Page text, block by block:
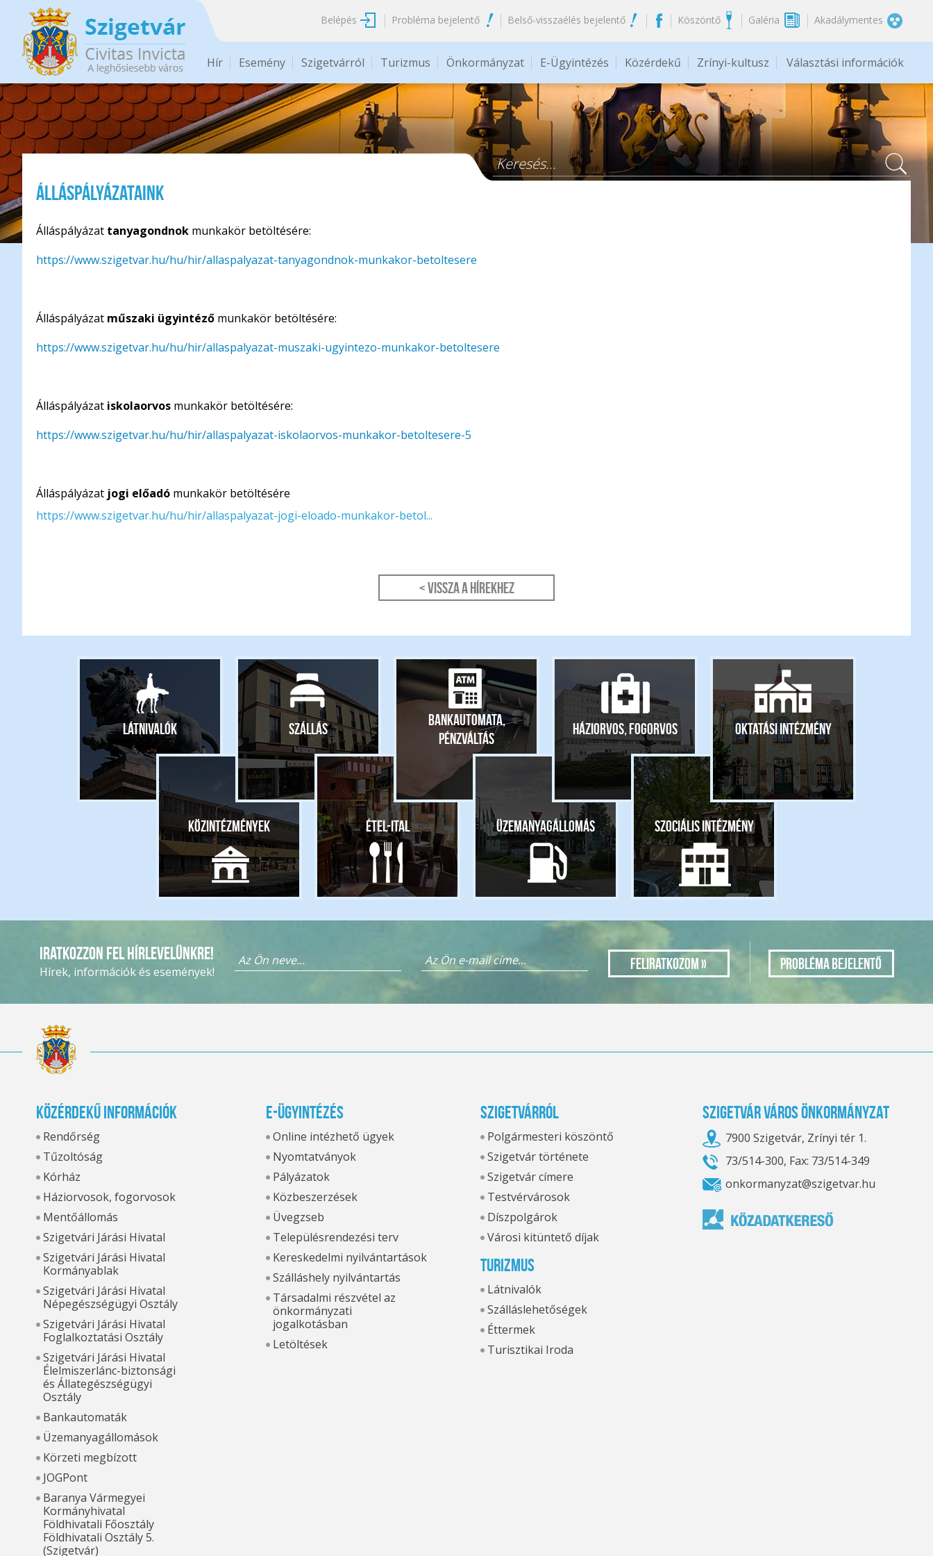
Ugrás a tartalomra
Belépés Probléma bejelentő Belső-visszaélés bejelentő Köszöntő Galéria Akadálymentes
Hír Esemény Szigetvárról Turizmus Önkormányzat E-Ügyintézés Közérdekű Zrínyi-kultusz Választási információk
Keresés űrlap
Álláspályázataink
Álláspályázat tanyagondnok munkakör betöltésére:
https://www.szigetvar.hu/hu/hir/allaspalyazat-tanyagondnok-munkakor-betoltesere
Álláspályázat műszaki ügyintéző munkakör betöltésére:
https://www.szigetvar.hu/hu/hir/allaspalyazat-muszaki-ugyintezo-munkakor-betoltesere
Álláspályázat iskolaorvos munkakör betöltésére:
https://www.szigetvar.hu/hu/hir/allaspalyazat-iskolaorvos-munkakor-betoltesere-5
Álláspályázat jogi előadó munkakör betöltésére
https://www.szigetvar.hu/hu/hir/allaspalyazat-jogi-eloado-munkakor-betol...
< Vissza a hírekhez
Látnivalók
Közintézmények
Szállás
Étel-ital
Bankautomata,
pénzváltás
Üzemanyagállomás
Háziorvos, fogorvos
Szociális intézmény
Oktatási intézmény
Iratkozzon fel hírlevelünkre!
Hírek, információk és események! Probléma bejelentő
Közérdekű információk
Rendőrség
Tűzoltóság
Kórház
Háziorvosok, fogorvosok
Mentőállomás
Szigetvári Járási Hivatal
Szigetvári Járási Hivatal
Kormányablak
Szigetvári Járási Hivatal
Népegészségügyi Osztály
Szigetvári Járási Hivatal
Foglalkoztatási Osztály
Szigetvári Járási Hivatal
Élelmiszerlánc-biztonsági
és Állategészségügyi
Osztály
Bankautomaták
Üzemanyagállomások
Körzeti megbízott
JOGPont
Baranya Vármegyei
Kormányhivatal
Földhivatali Főosztály
Földhivatali Osztály 5.
(Szigetvár)
E-ügyintézés
Online intézhető ügyek
Nyomtatványok
Pályázatok
Közbeszerzések
Üvegzseb
Településrendezési terv
Kereskedelmi nyilvántartások
Szálláshely nyilvántartás
Társadalmi részvétel az
önkormányzati
jogalkotásban
Letöltések
Szigetvárról
Polgármesteri köszöntő
Szigetvár története
Szigetvár címere
Testvérvárosok
Díszpolgárok
Városi kitüntető díjak
Turizmus
Látnivalók
Szálláslehetőségek
Éttermek
Turisztikai Iroda
Szigetvár Város Önkormányzat
7900 Szigetvár, Zrínyi tér 1.
73/514-300, Fax: 73/514-349
onkormanyzat@szigetvar.hu